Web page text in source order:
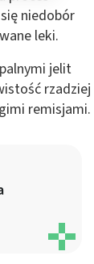
niedobór
leki.
jelit
rzadziej
remisjami.